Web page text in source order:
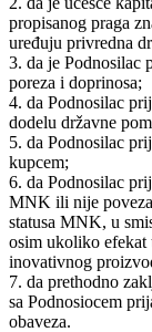
propisanog praga
uređuju privredna
3. da je Podnosilac
poreza i doprinosa;
4. da Podnosilac
dodelu državne
5. da Podnosilac
kupcem;
6. da Podnosilac
MNK ili nije
statusa MNK, u
osim ukoliko efekat
inovativnog
7. da prethodno
sa Podnosiocem
obaveza.